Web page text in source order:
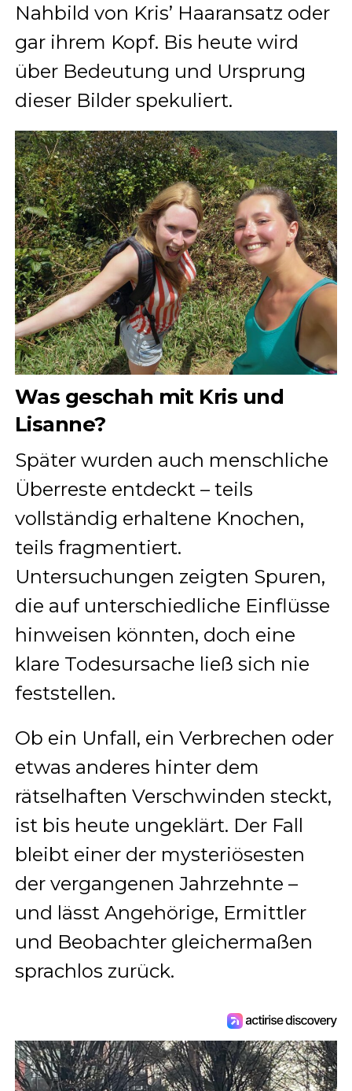
Nahbild von Kris’ Haaransatz oder
gar ihrem Kopf. Bis heute wird
über Bedeutung und Ursprung
dieser Bilder spekuliert.
Was geschah mit Kris und
Lisanne?
Später wurden auch menschliche
Überreste entdeckt – teils
vollständig erhaltene Knochen,
teils fragmentiert.
Untersuchungen zeigten Spuren,
die auf unterschiedliche Einflüsse
hinweisen könnten, doch eine
klare Todesursache ließ sich nie
feststellen.
Ob ein Unfall, ein Verbrechen oder
etwas anderes hinter dem
rätselhaften Verschwinden steckt,
ist bis heute ungeklärt. Der Fall
bleibt einer der mysteriösesten
der vergangenen Jahrzehnte –
und lässt Angehörige, Ermittler
und Beobachter gleichermaßen
sprachlos zurück.